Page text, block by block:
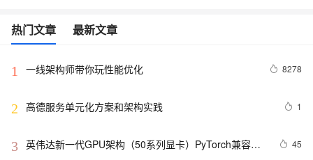
热门文章 最新文章
1 一线架构师带你玩性能优化 8278
2 高德服务单元化方案和架构实践 1
3 英伟达新一代GPU架构（50系列显卡）PyTorch兼容性
45